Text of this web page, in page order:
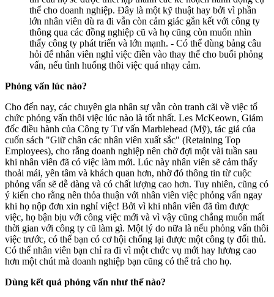
thể cho doanh nghiệp. Đây là một kỹ thuật hay bởi vì phần
lớn nhân viên dù ra đi vẫn còn cảm giác gắn kết với công ty
thông qua các đồng nghiệp cũ và họ cũng còn muốn nhìn
thấy công ty phát triển và lớn mạnh. - Có thể dùng bảng câu
hỏi để nhân viên nghỉ việc điền vào thay thế cho buổi phỏng
vấn, nếu tình huống thôi việc quá nhạy cảm.
Phỏng vấn lúc nào?
Cho đến nay, các chuyên gia nhân sự vẫn còn tranh cãi về việc tổ
chức phỏng vấn thôi việc lúc nào là tốt nhất. Les McKeown, Giám
đốc điều hành của Công ty Tư vấn Marblehead (Mỹ), tác giả của
cuốn sách "Giữ chân các nhân viên xuất sắc" (Retaining Top
Employees), cho rằng doanh nghiệp nên chờ đợi một vài tuần sau
khi nhân viên đã có việc làm mới. Lúc này nhân viên sẽ cảm thấy
thoải mái, yên tâm và khách quan hơn, nhờ đó thông tin từ cuộc
phỏng vấn sẽ dễ dàng và có chất lượng cao hơn. Tuy nhiên, cũng có
ý kiến cho rằng nên thỏa thuận với nhân viên việc phỏng vấn ngay
khi họ nộp đơn xin nghỉ việc! Bởi vì khi nhân viên đã tìm được
việc, họ bận bịu với công việc mới và vì vậy cũng chẳng muốn mất
thời gian với công ty cũ làm gì. Một lý do nữa là nếu phỏng vấn thôi
việc trước, có thể bạn có cơ hội chống lại được một công ty đối thủ.
Có thể nhân viên bạn chỉ ra đi vì một chức vụ mới hay lương cao
hơn một chút mà doanh nghiệp bạn cũng có thể trả cho họ.
Dùng kết quả phỏng vấn như thế nào?